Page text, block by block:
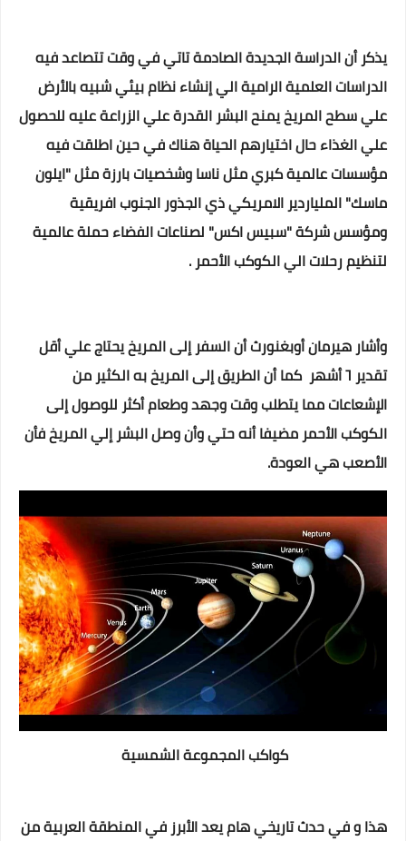
يذكر أن الدراسة الجديدة الصادمة تاتي في وقت تتصاعد فيه
الدراسات العلمية الرامية الي إنشاء نظام بيئي شبيه بالأرض
علي سطح المريخ يمنح البشر القدرة علي الزراعة عليه للحصول
علي الغذاء حال اختيارهم الحياة هناك في حين اطلقت فيه
مؤسسات عالمية كبري مثل ناسا وشخصيات بارزة مثل "ايلون
ماسك" الملياردير الامريكي ذي الجذور الجنوب افريقية
ومؤسس شركة "سبيس اكس" لصناعات الفضاء حملة عالمية
لتنظيم رحلات الي الكوكب الأحمر .
وأشار هيرمان أوبغنورث أن السفر إلى المريخ يحتاج علي أقل
تقدير ٦ أشهر كما أن الطريق إلى المريخ به الكثير من
الإشعاعات مما يتطلب وقت وجهد وطعام أكثر للوصول إلى
الكوكب الأحمر مضيفا أنه حتي وأن وصل البشر إلي المريخ فأن
الأصعب هي العودة.
كواكب المجموعة الشمسية
هذا و في حدث تاريخي هام يعد الأبرز في المنطقة العربية من